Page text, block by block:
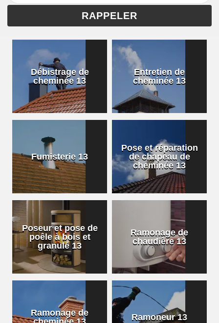
Débistrage de
cheminée 13
Entretien de
cheminée 13
Fumisterie 13
Pose et réparation
de chapeau de
cheminée 13
Poseur et pose de
poêle à bois et
granulé 13
Ramonage de
chaudière 13
Ramonage de
Ramoneur 13